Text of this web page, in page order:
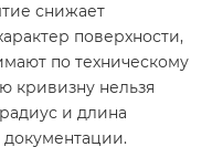
снижает
поверхности,
по техническому
кривизну нельзя
и длина